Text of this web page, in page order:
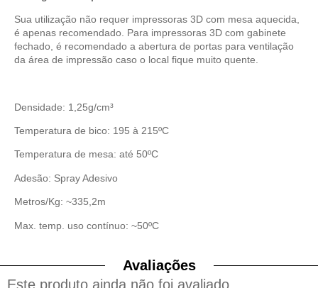
Sua utilização não requer impressoras 3D com mesa aquecida,
é apenas recomendado. Para impressoras 3D com gabinete
fechado, é recomendado a abertura de portas para ventilação
da área de impressão caso o local fique muito quente.
Densidade: 1,25g/cm³
Temperatura de bico: 195 à 215ºC
Temperatura de mesa: até 50ºC
Adesão: Spray Adesivo
Metros/Kg: ~335,2m
Max. temp. uso contínuo: ~50ºC
Avaliações
Este produto ainda não foi avaliado